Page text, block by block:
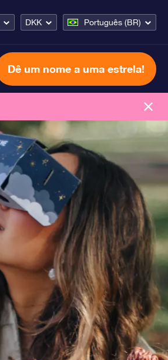
DKK Português (BR)
Dê um nome a uma estrela!